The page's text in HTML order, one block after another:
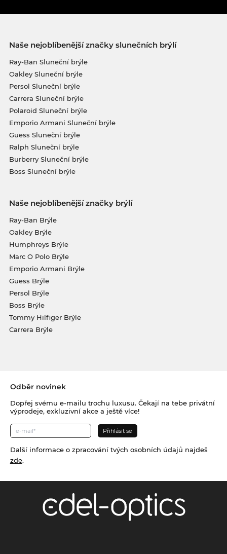
Naše nejoblíbenější značky slunečních brýlí
Ray-Ban Sluneční brýle
Oakley Sluneční brýle
Persol Sluneční brýle
Carrera Sluneční brýle
Polaroid Sluneční brýle
Emporio Armani Sluneční brýle
Guess Sluneční brýle
Ralph Sluneční brýle
Burberry Sluneční brýle
Boss Sluneční brýle
Naše nejoblíbenější značky brýlí
Ray-Ban Brýle
Oakley Brýle
Humphreys Brýle
Marc O Polo Brýle
Emporio Armani Brýle
Guess Brýle
Persol Brýle
Boss Brýle
Tommy Hilfiger Brýle
Carrera Brýle
Odběr novinek
Dopřej svému e-mailu trochu luxusu. Čekají na tebe privátní
výprodeje, exkluzivní akce a ještě více!
Další informace o zpracování tvých osobních údajů najdeš
zde.